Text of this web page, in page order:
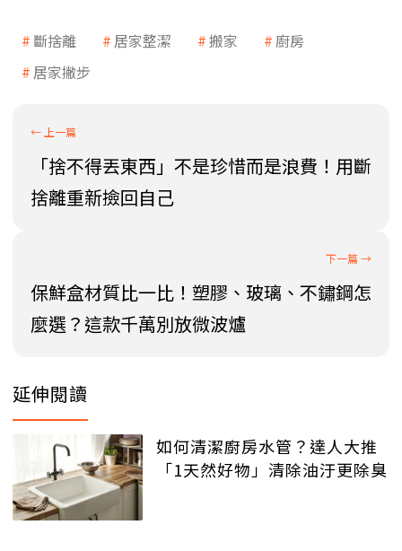
斷捨離 居家整潔 搬家
廚房
居家撇步
「捨不得丟東西」不是珍惜而是浪費！用斷
捨離重新撿回自己
保鮮盒材質比一比！塑膠、玻璃、不鏽鋼怎
麼選？這款千萬別放微波爐
延伸閱讀
如何清潔廚房水管？達人大推
「1天然好物」清除油汙更除臭